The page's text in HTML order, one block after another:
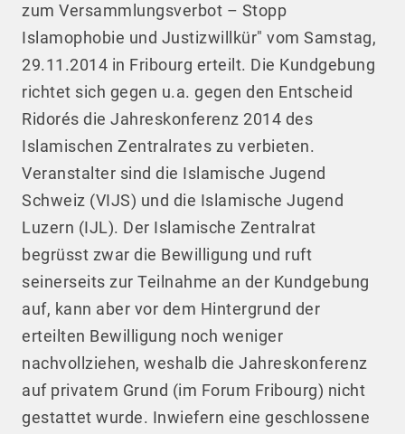
zum Versammlungsverbot – Stopp
Islamophobie und Justizwillkür" vom Samstag,
29.11.2014 in Fribourg erteilt. Die Kundgebung
richtet sich gegen u.a. gegen den Entscheid
Ridorés die Jahreskonferenz 2014 des
Islamischen Zentralrates zu verbieten.
Veranstalter sind die Islamische Jugend
Schweiz (VIJS) und die Islamische Jugend
Luzern (IJL). Der Islamische Zentralrat
begrüsst zwar die Bewilligung und ruft
seinerseits zur Teilnahme an der Kundgebung
auf, kann aber vor dem Hintergrund der
erteilten Bewilligung noch weniger
nachvollziehen, weshalb die Jahreskonferenz
auf privatem Grund (im Forum Fribourg) nicht
gestattet wurde. Inwiefern eine geschlossene